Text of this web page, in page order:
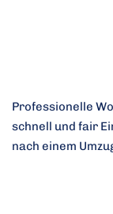
Professionelle
schnell und fair
nach einem